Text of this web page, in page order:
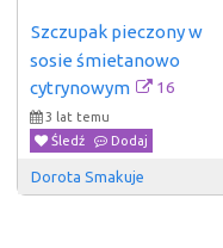
Szczupak pieczony w
sosie śmietanowo
cytrynowym
16
3 lat temu
Śledź
Dodaj
Dorota Smakuje